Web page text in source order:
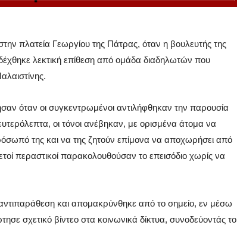
πλατεία Γεωργίου της Πάτρας, όταν η βουλευτής της
λεκτική επίθεση από ομάδα διαδηλωτών που
όταν οι συγκεντρωμένοι αντιλήφθηκαν την παρουσία
οι τόνοι ανέβηκαν, με ορισμένα άτομα να
της και να της ζητούν επίμονα να αποχωρήσει από
περαστικοί παρακολουθούσαν το επεισόδιο χωρίς να
και απομακρύνθηκε από το σημείο, εν μέσω
σχετικό βίντεο στα κοινωνικά δίκτυα, συνοδεύοντάς το